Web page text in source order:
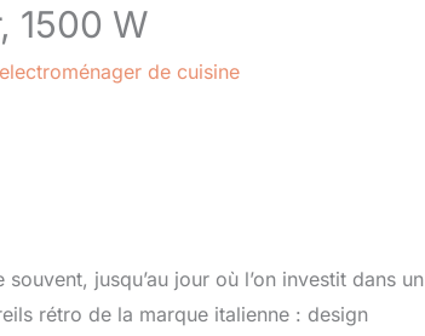
1500 W
de cuisine
jusqu’au jour où l’on investit dans un
rétro de la marque italienne : design